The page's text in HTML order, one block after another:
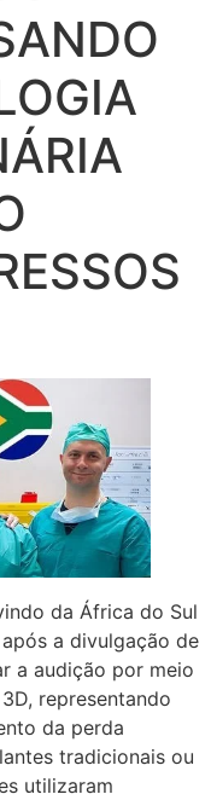
da África do Sul
a divulgação de
a audição por meio
representando
da perda
tradicionais ou
utilizaram